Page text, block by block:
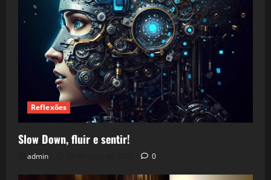
Reflexões
Slow Down, fluir e sentir!
admin 0